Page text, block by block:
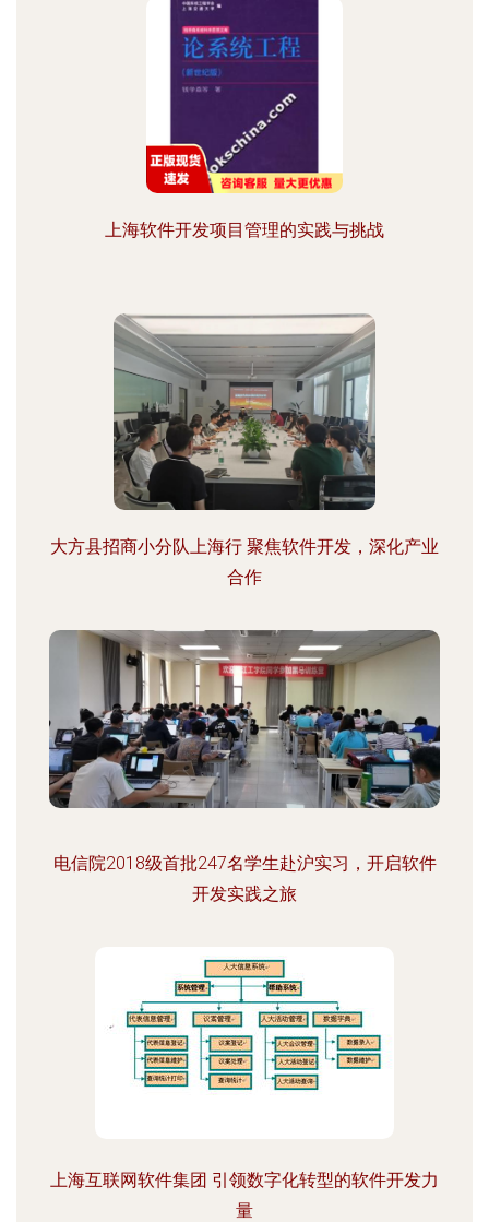
上海软件开发项目管理的实践与挑战
大方县招商小分队上海行 聚焦软件开发，深化产业
合作
电信院2018级首批247名学生赴沪实习，开启软件
开发实践之旅
上海互联网软件集团 引领数字化转型的软件开发力
量